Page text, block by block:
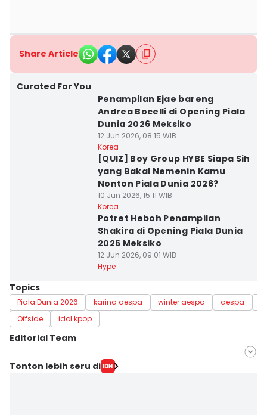
Share Article
Curated For You
Penampilan Ejae bareng
Andrea Bocelli di Opening Piala
Dunia 2026 Meksiko
12 Jun 2026, 08:15 WIB
Korea
[QUIZ] Boy Group HYBE Siapa Sih
yang Bakal Nemenin Kamu
Nonton Piala Dunia 2026?
10 Jun 2026, 15:11 WIB
Korea
Potret Heboh Penampilan
Shakira di Opening Piala Dunia
2026 Meksiko
12 Jun 2026, 09:01 WIB
Hype
Topics
Piala Dunia 2026 karina aespa winter aespa aespa
Offside
idol kpop
Editorial Team
Editor
Tonton lebih seru di